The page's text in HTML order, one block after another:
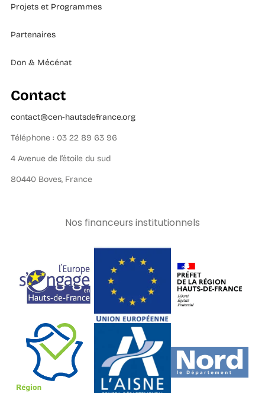
Projets et Programmes
Partenaires
Don & Mécénat
Contact
contact@cen-hautsdefrance.org
Téléphone : 03 22 89 63 96
4 Avenue de l’étoile du sud
80440 Boves, France
Nos financeurs institutionnels